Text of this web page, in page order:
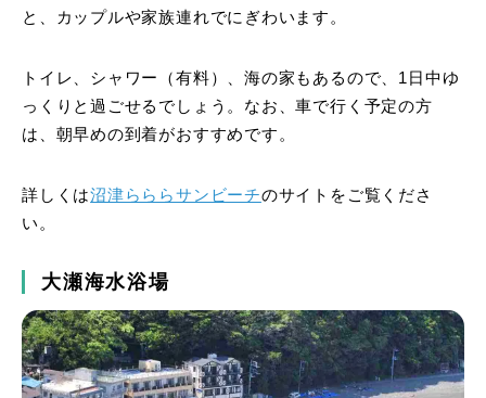
と、カップルや家族連れでにぎわいます。
トイレ、シャワー（有料）、海の家もあるので、1日中ゆ
っくりと過ごせるでしょう。なお、車で行く予定の方
は、朝早めの到着がおすすめです。
詳しくは沼津らららサンビーチのサイトをご覧くださ
い。
大瀬海水浴場